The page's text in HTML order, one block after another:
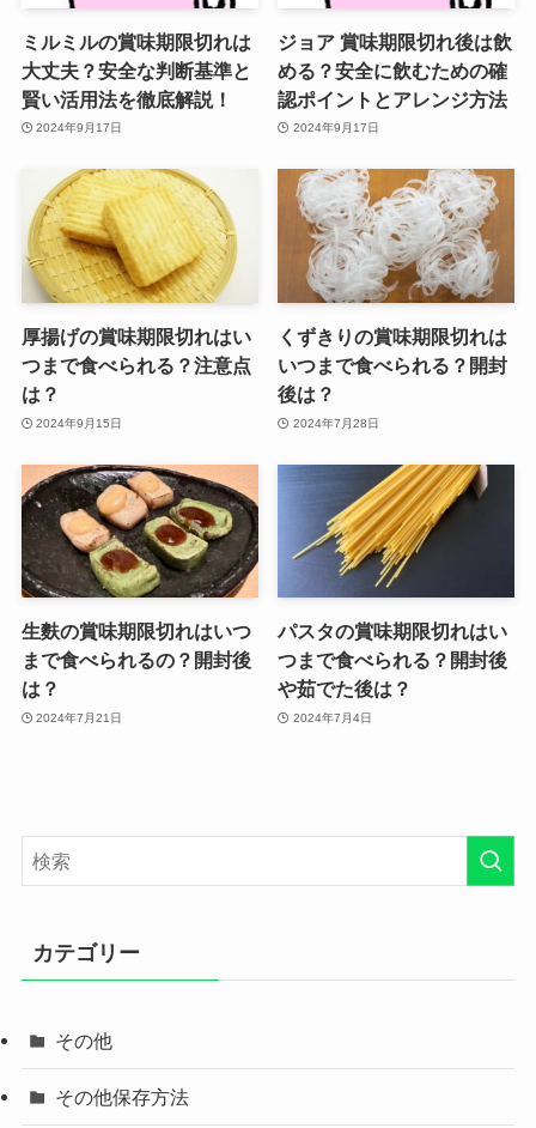
ミルミルの賞味期限切れは
大丈夫？安全な判断基準と
賢い活用法を徹底解説！
2024年9月17日
ジョア 賞味期限切れ後は飲
める？安全に飲むための確
認ポイントとアレンジ方法
2024年9月17日
厚揚げの賞味期限切れはい
つまで食べられる？注意点
は？
2024年9月15日
くずきりの賞味期限切れは
いつまで食べられる？開封
後は？
2024年7月28日
生麩の賞味期限切れはいつ
まで食べられるの？開封後
は？
2024年7月21日
パスタの賞味期限切れはい
つまで食べられる？開封後
や茹でた後は？
2024年7月4日
カテゴリー
その他
その他保存方法